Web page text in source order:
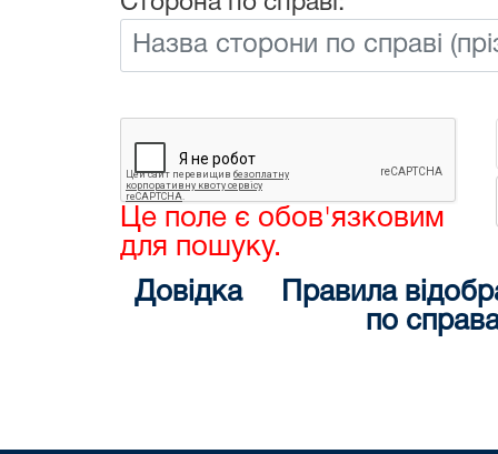
Це поле є обов'язковим
для пошуку.
Довідка
Правила
по